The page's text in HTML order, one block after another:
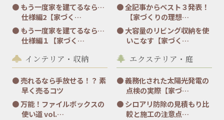
もう一度家を建てるなら…
仕様編2【家づく…
もう一度家を建てるなら…
仕様編１【家づく…
全記事からベスト３発表！
【家づくりの理想…
大容量のリビング収納を使
いこなす【家づく…
インテリア・収納
売れるなら手放せる！？ 素
早く売るコツ
万能！ファイルボックスの
使い道 vol.…
エクステリア・庭
義務化された太陽光発電の
点検の実際【家づ…
シロアリ防除の見積もり比
較と施工の注意点…